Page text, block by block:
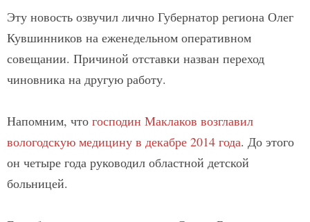
Эту новость озвучил лично Губернатор региона Олег
Кувшинников на еженедельном оперативном
совещании. Причиной отставки назван переход
чиновника на другую работу.
Напомним, что господин Маклаков возглавил
вологодскую медицину в декабре 2014 года. До этого
он четыре года руководил областной детской
больницей.